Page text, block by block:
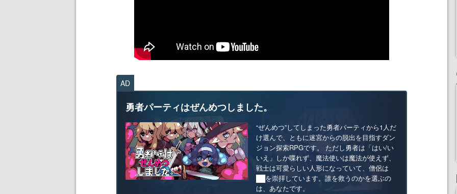
AD
勇者パーティはぜんめつしました。
“ぜんめつ”してしまった勇者パーティから1人だ
け選んで、ともに迷宮からの脱出を目指すダン
ジョン探索RPGです。 ただし勇者は「はい/い
いえ」しか喋れず、魔法使いは魔法が使えず、
戦士は可愛らしい人形になっていて、僧侶は
██を崇拝しています。誰を救うのかを選ぶの
は、あなたです。